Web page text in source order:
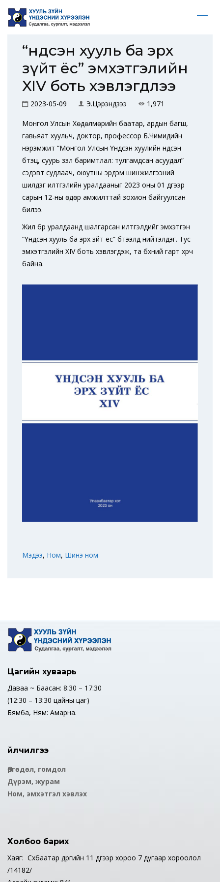
“Үндсэн хууль ба эрх
зүйт ёс” эмхэтгэлийн
XIV боть хэвлэгдлээ
2023-05-09 Э.Цэрэндүзээ 1,971
Монгол Улсын Хөдөлмөрийн баатар, ардын багш,
гавьяат хуульч, доктор, профессор Б.Чимидийн
нэрэмжит “Монгол Улсын Үндсэн хуулийн үндсэн
бүтэц, суурь үзэл баримтлал: тулгамдсан асуудал”
сэдэвт судлаач, оюутны эрдэм шинжилгээний
шилдэг илтгэлийн уралдааныг 2023 оны 01 дүгээр
сарын 12-ны өдөр амжилттай зохион байгуулсан
билээ.
Жил бүр уралдаанд шалгарсан илтгэлүүдийг эмхэтгэн
“Үндсэн хууль ба эрх зүйт ёс” бүтээлд нийтэлдэг. Тус
эмхэтгэлийн XIV боть хэвлэгдэж, та бүхний гарт хүрч
байна.
Мэдээ, Ном, Шинэ ном
Цагийн хуваарь
Даваа ~ Баасан: 8:30 – 17:30
(12:30 – 13:30 цайны цаг)
Бямба, Ням: Амарна.
Үйлчилгээ
Өргөдөл, гомдол
Дүрэм, журам
Ном, эмхэтгэл хэвлэх
Холбоо барих
Хаяг: Сүхбаатар дүүргийн 11 дүгээр хороо 7 дугаар хороолол
/14182/